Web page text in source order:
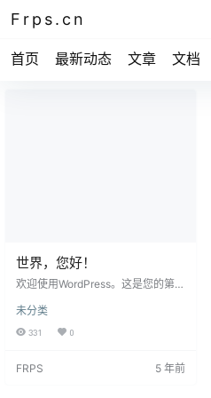
Frps.cn
首页 最新动态 文章 文档
世界，您好！
欢迎使用WordPress。这是您的第一
写作吧！
未分类
331 0
FRPS 5 年前